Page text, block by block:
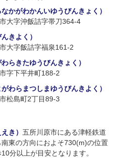
かがわかんいゆうびんきょく）
大字沖飯詰字帯刀364-4
きよく）
大字飯詰字福泉161-2
らきたゆうびんきょく）
字下平井町188-2
わらまつしまゆうびんきよく）
松島町2丁目89-3
き） 五所川原市にある津軽鉄道
東の方向におよそ730(m)の位置
分以上が目安となります。